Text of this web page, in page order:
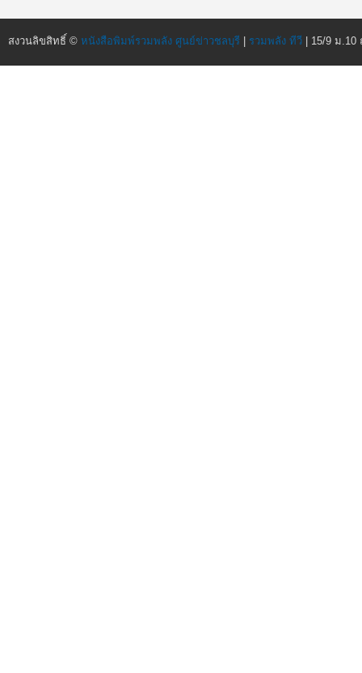
สงวนลิขสิทธิ์ © หนังสือพิมพ์รวมพลัง ศูนย์ข่าวชลบุรี | รวมพลัง ทีวี | 15/9 ม.10